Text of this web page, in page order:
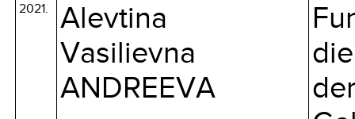
2021.
Alevtina
Vasilievna
ANDREEVA